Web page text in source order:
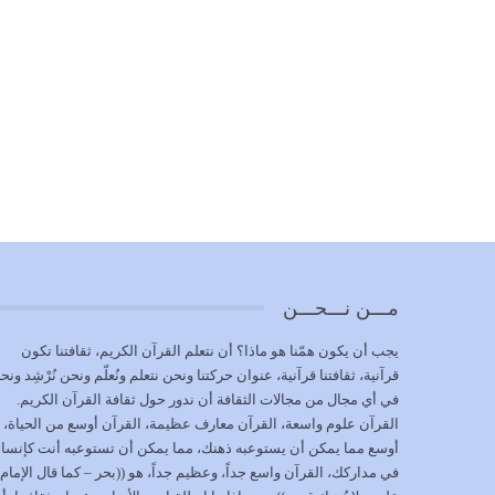
مـــن نـــحـــن
يجب أن يكون همّنا هو ماذا؟ أن نتعلم القرآن الكريم، ثقافتنا تكون
قرآنية، ثقافتنا قرآنية، عنوان حركتنا ونحن نتعلم ونُعلّم ونحن نُرْشِد
في أي مجال من مجالات الثقافة أن ندور حول ثقافة القرآن الكريم.
القرآن علوم واسعة، القرآن معارف عظيمة، القرآن أوسع من الحياة،
أوسع مما يمكن أن يستوعبه ذهنك، مما يمكن أن تستوعبه أنت
في مداركك، القرآن واسع جداً، وعظيم جداً، هو ((بحر – كما قال الإمام